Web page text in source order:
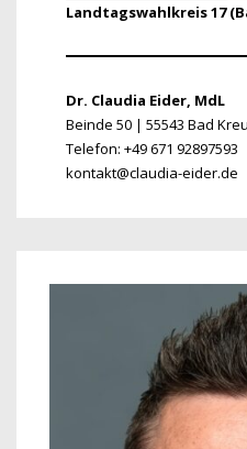
Landtagswahlkreis 17
Dr. Claudia Eider, MdL
Beinde 50 | 55543 Bad
Telefon: +49 671 92897593
kontakt@claudia-eider.de